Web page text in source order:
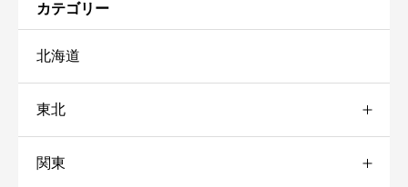
コスパ
カテゴリー
北海道
東北
青森
関東